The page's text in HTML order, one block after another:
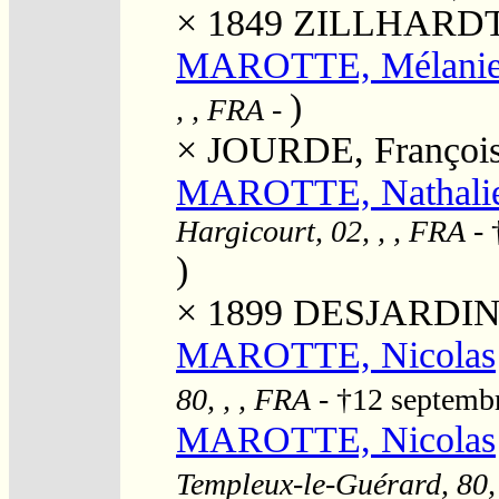
× 1849
MAROTTE,
, , FRA - )
× JOURDE,
MAROTTE,
Hargicourt, 02, , , FRA -
)
× 1899
MAROTTE, Nicolas
80, , , FRA - †12
MAROTTE, Nicolas
Templeux-le-Guérard,